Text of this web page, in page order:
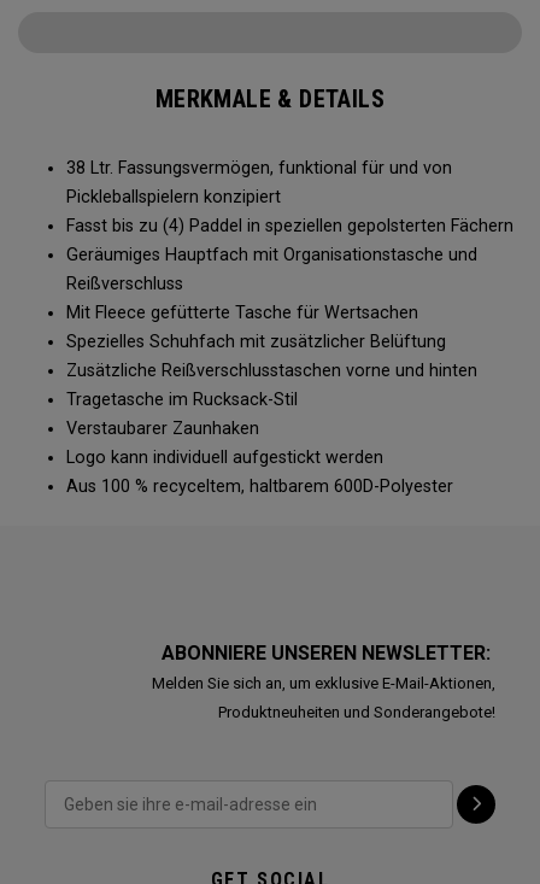
MERKMALE & DETAILS
38 Ltr. Fassungsvermögen, funktional für und von
Pickleballspielern konzipiert
Fasst bis zu (4) Paddel in speziellen gepolsterten Fächern
Geräumiges Hauptfach mit Organisationstasche und
Reißverschluss
Mit Fleece gefütterte Tasche für Wertsachen
Spezielles Schuhfach mit zusätzlicher Belüftung
Zusätzliche Reißverschlusstaschen vorne und hinten
Tragetasche im Rucksack-Stil
Verstaubarer Zaunhaken
Logo kann individuell aufgestickt werden
Aus 100 % recyceltem, haltbarem 600D-Polyester
ABONNIERE UNSEREN NEWSLETTER:
Melden Sie sich an, um exklusive E-Mail-Aktionen,
Produktneuheiten und Sonderangebote!